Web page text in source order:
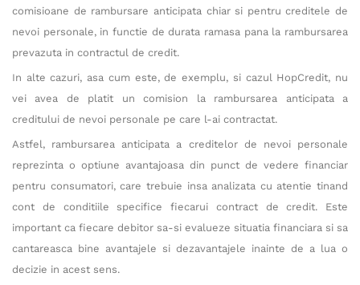
comisioane de rambursare anticipata chiar si pentru creditele de
nevoi personale, in functie de durata ramasa pana la rambursarea
prevazuta in contractul de credit.
In alte cazuri, asa cum este, de exemplu, si cazul HopCredit, nu
vei avea de platit un comision la rambursarea anticipata a
creditului de nevoi personale pe care l-ai contractat.
Astfel, rambursarea anticipata a creditelor de nevoi personale
reprezinta o optiune avantajoasa din punct de vedere financiar
pentru consumatori, care trebuie insa analizata cu atentie tinand
cont de conditiile specifice fiecarui contract de credit. Este
important ca fiecare debitor sa-si evalueze situatia financiara si sa
cantareasca bine avantajele si dezavantajele inainte de a lua o
decizie in acest sens.